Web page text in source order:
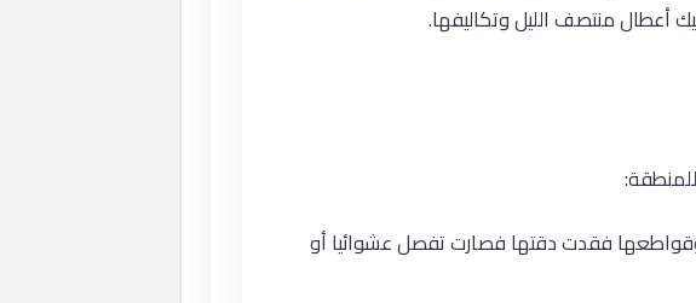
أعطال منتصف الليل وتكاليفها.
وقواطعها فقدت دقتها فصارت تفصل عشوائيا أو